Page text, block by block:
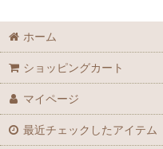
ホーム
ショッピングカート
マイページ
最近チェックしたアイテム